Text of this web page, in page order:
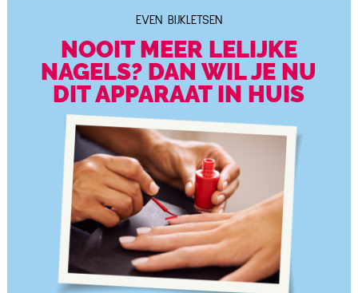
EVEN BIJKLETSEN
NOOIT MEER LELIJKE
NAGELS? DAN WIL JE NU
DIT APPARAAT IN HUIS